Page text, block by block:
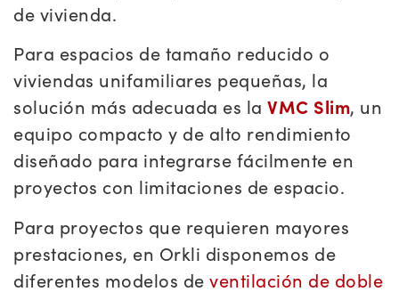
de vivienda.
Para espacios de tamaño reducido o
viviendas unifamiliares pequeñas, la
solución más adecuada es la VMC Slim, un
equipo compacto y de alto rendimiento
diseñado para integrarse fácilmente en
proyectos con limitaciones de espacio.
Para proyectos que requieren mayores
prestaciones, en Orkli disponemos de
diferentes modelos de ventilación de doble